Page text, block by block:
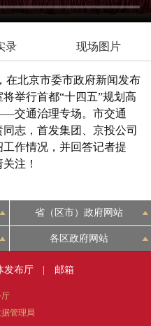
录 现场图片
在北京市委市政府新闻发布
举行首都“十四五”规划高
交通治理专场。市交通
志，首发集团、京投公司
作情况，并回答记者提
注！
省（区市）政府网站
各区政府网站
发布厅 邮箱
管理局